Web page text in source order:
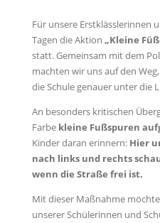
Für unsere Erstklässlerinnen
Tagen die Aktion „Kleine
statt. Gemeinsam mit dem
machten wir uns auf den
die Schule genauer unter die
An besonders kritischen
Farbe kleine Fußspuren
Kinder daran erinnern: Hier
nach links und rechts
wenn die Straße frei ist.
Mit dieser Maßnahme
unserer Schülerinnen und